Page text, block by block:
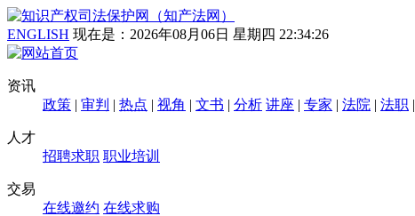
ENGLISH 现在是： 2026年08月06日 星期四 22:34:26
资讯
政策 | 审判 | 热点 | 视角 | 文书 | 分析 讲座 | 专家 | 法院 | 法职 |
人才
招聘求职 职业培训
交易
在线邀约 在线求购